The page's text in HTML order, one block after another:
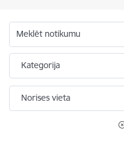
Meklēt notikumu
Kategorija
Norises vieta